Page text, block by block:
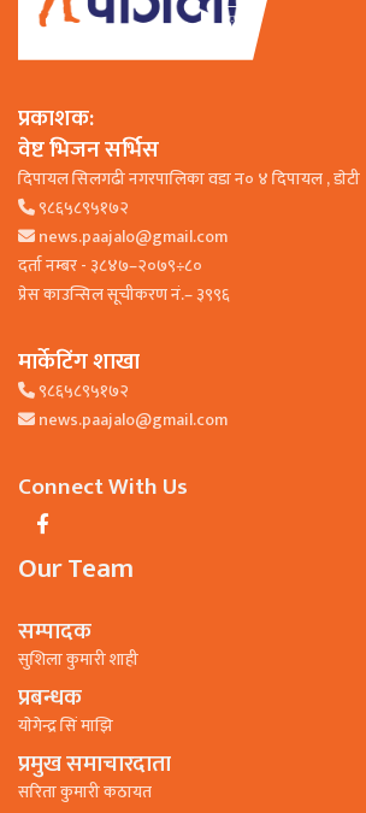
प्रकाशक:
वेष्ट भिजन सर्भिस
दिपायल सिलगढी नगरपालिका वडा न० ४ दिपायल , डाेटी
९८६५८९५१७२
news.paajalo@gmail.com
दर्ता नम्बर - ३८४७–२०७९÷८०
प्रेस काउन्सिल सूचीकरण नं.– ३९९६
मार्केटिंग शाखा
९८६५८९५१७२
news.paajalo@gmail.com
Connect With Us
Our Team
सम्पादक
सुशिला कुमारी शाही
प्रबन्धक
याेगेन्द्र सिं माझि
प्रमुख समाचारदाता
सरिता कुमारी कठायत